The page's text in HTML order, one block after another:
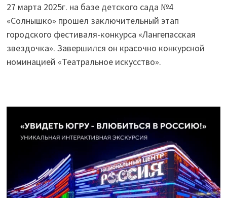
27 марта 2025г. на базе детского сада №4
«Солнышко» прошел заключительный этап
городского фестиваля-конкурса «Лангепасская
звездочка». Завершился он красочно конкурсной
номинацией «Театральное искусство».